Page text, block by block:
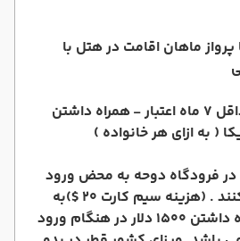
ماهان اقامت در هتل با
-
همراه داشتن
در فرودگاه دوحه به محض ورود
. (هزینه سیم کارت 20 $)
به
ازای هر خانواده همراه داشتن 1500 دلار در هنگام ورود